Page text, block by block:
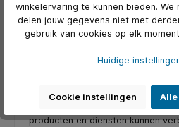
Nieuwe en vertrouwde
contact te leggen met oude en
ontmoeten van nieuwe bedrijven
inzichten in de verschillende
producten en diensten kunnen
winkelervaring te kunnen bieden.
delen jouw gegevens niet met
gebruik van cookies op elk
Huidige
Cookie instellingen